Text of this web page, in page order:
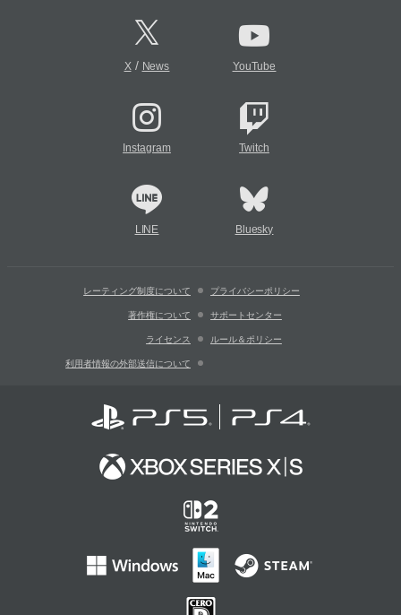
X/ News YouTube
Instagram Twitch
LINE Bluesky
レーティング制度について プライバシーポリシー
著作権について サポートセンター
ライセンス ルール＆ポリシー
利用者情報の外部送信について